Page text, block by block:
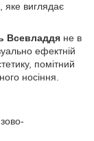
виглядає
Всевладдя не в
ефектній
помітний
носіння.